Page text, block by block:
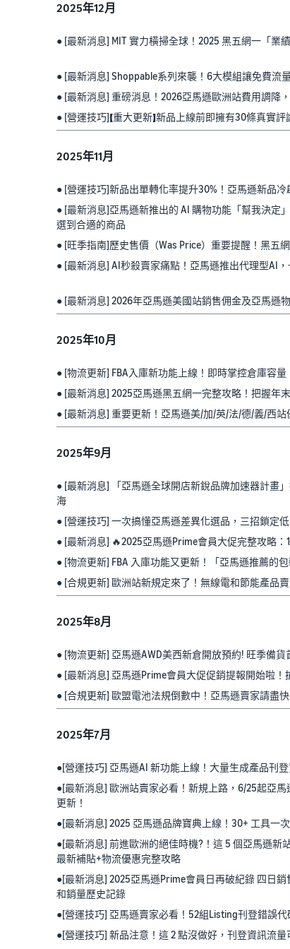
2025年12月
● [最新消息] MIT 實力橫掃全球！2025 黑五網一「業
● [最新消息] Shoppable系列來襲！6大模組讓免費流
● [最新消息] 重磅消息！2026亞馬遜歐洲站費用調降
● [營運技巧]【重大更新】新品上線前即擁有30條真實
2025年11月
● [營運技巧]新品出單轉化率提升30%！亞馬遜新品冷
● [最新消息]亞馬遜新推出的 AI 購物功能「幫我決定
選到合適的商品
● [旺季指南]歷史售價（Was Price）重要提醒！黑五
● [最新消息] AI秒殺賣家痛點！亞馬遜推出代理型AI
● [最新消息] 2026年亞馬遜美國站銷售佣金及亞馬遜
2025年10月
● [物流更新] FBA入庫新功能上線！即時掌控倉庫容
● [最新消息] 2025亞馬遜黑五網一完整攻略！把握年
● [最新消息] 重要更新！亞馬遜美/加/英/法/德/義/西站
2025年9月
● [最新消息] 「亞馬遜全球開店新銳品牌加速器計畫
海
● [營運技巧] 一次搞懂亞馬遜差異化選品，三招鎖定
● [最新消息] 🔥2025亞馬遜Prime會員大促完整攻略：
● [物流更新] FBA 入庫功能又更新！「亞馬遜推薦的
● [合規更新] 歐洲站新規定來了！無線電和節能產品
2025年8月
● [物流更新] 亞馬遜AWD美西新倉開放預約! 旺季備
● [最新消息] 亞馬遜Prime會員大促促銷提報開始啦！
● [合規更新] 歐盟電池法規倒數中！亞馬遜賣家請盡
2025年7月
●[營運技巧] 亞馬遜AI 新功能上線！大量生成產品刊
●[最新消息] 歐洲站賣家必看！新規上路，6/25起亞
更新！
●[最新消息] 2025 亞馬遜品牌寶典上線！30+ 工具一
●[最新消息] 前進歐洲的絕佳時機?！這 5 個亞馬遜新
最新補貼+物流優惠完整攻略
●[最新消息] 2025亞馬遜Prime會員日再破紀錄 四日
和銷量歷史記錄
●[營運技巧] 亞馬遜賣家必看！52組Listing刊登錯誤
●[營運技巧] 新品注意！這 2 點沒做好，刊登資訊流